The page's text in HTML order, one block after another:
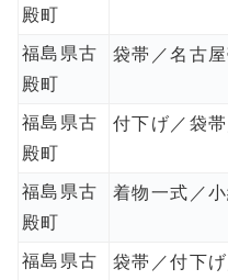
殿町
福島県古
殿町
袋帯／名古
福島県古
殿町
付下げ／袋
福島県古
殿町
着物一式／
福島県古
袋帯／付下